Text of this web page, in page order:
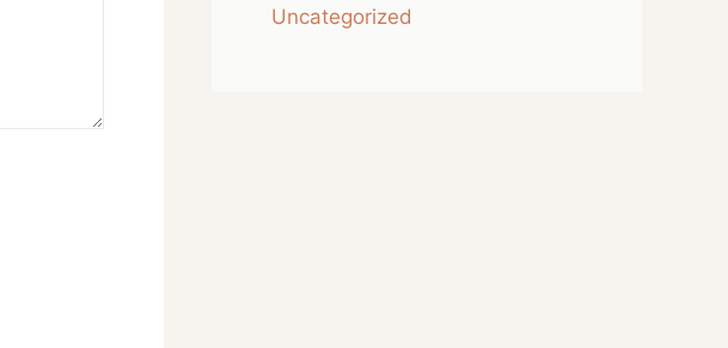
Uncategorized